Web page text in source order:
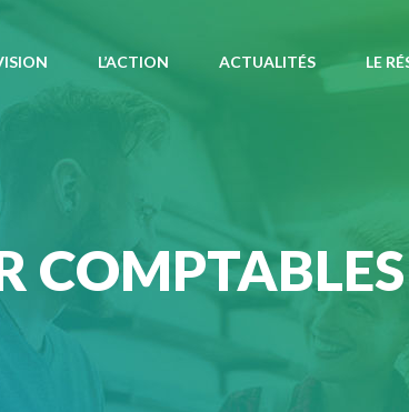
L’ACTION ACTUALITÉS LE